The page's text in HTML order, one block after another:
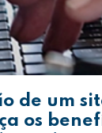
de um
os